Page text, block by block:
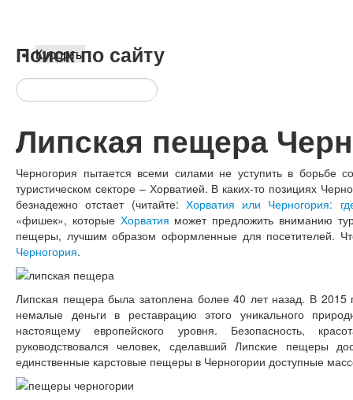
Курорты
Поискпо сайту
Липская пещера
Черногория пытается всеми силами не уступить в борьбе
туристическом секторе – Хорватией. В каких-то позициях
безнадежно отстает (читайте: Хорватия или Черногория:
«фишек», которые Хорватия может предложить вниманию
пещеры, лучшим образом оформленные для посетителей.
Черногория.
Липская пещера была затоплена более 40 лет назад. В 2015
немалые деньги в реставрацию этого уникального
настоящему европейского уровня. Безопасность,
руководствовался человек, сделавший Липские пещеры
единственные карстовые пещеры в Черногории доступные